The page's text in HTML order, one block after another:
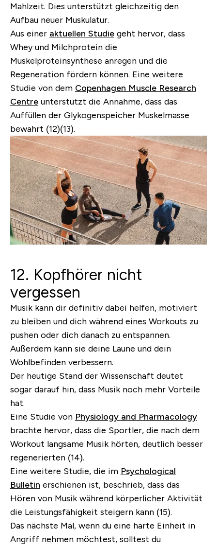
Mahlzeit. Dies unterstützt gleichzeitig den
Aufbau neuer Muskulatur.
Aus einer aktuellen Studiegeht hervor, dass
Whey und Milchprotein die
Muskelproteinsynthese anregen und die
Regeneration fördern können. Eine weitere
Studie von dem Copenhagen Muscle Research
Centreunterstützt die Annahme, dass das
Auffüllen der Glykogenspeicher Muskelmasse
bewahrt (12)(13).
12. Kopfhörer nicht
vergessen
Musik kann dir definitiv dabei helfen, motiviert
zu bleiben und dich während eines Workouts zu
pushen oder dich danach zu entspannen.
Außerdem kann sie deine Laune und dein
Wohlbefinden verbessern.
Der heutige Stand der Wissenschaft deutet
sogar darauf hin, dass Musik noch mehr Vorteile
hat.
Eine Studie von Physiology and Pharmacology
brachte hervor, dass die Sportler, die nach dem
Workout langsame Musik hörten, deutlich besser
regenerierten (14).
Eine weitere Studie, die im Psychological
Bulletin erschienen ist, beschrieb, dass das
Hören von Musik während körperlicher Aktivität
die Leistungsfähigkeit steigern kann (15).
Das nächste Mal, wenn du eine harte Einheit in
Angriff nehmen möchtest, solltest du